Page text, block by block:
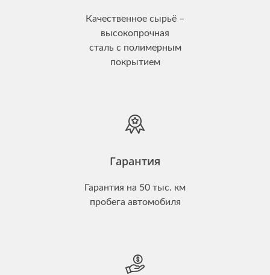
Качественное сырьё –
высокопрочная
сталь с полимерным
покрытием
Гарантия
Гарантия на 50 тыс. км
пробега автомобиля